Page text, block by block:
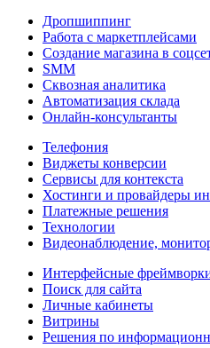
Дропшиппинг
Работа с маркетплейсами
Создание магазина в
SMM
Сквозная аналитика
Автоматизация склада
Онлайн-консультанты
Телефония
Виджеты конверсии
Сервисы для контекста
Хостинги и провайдеры
Платежные решения
Технологии
Видеонаблюдение,
Интерфейсные
Поиск для сайта
Личные кабинеты
Витрины
Решения по